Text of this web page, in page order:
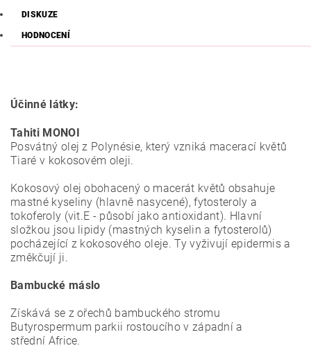
DISKUZE
HODNOCENÍ
Účinné látky:
Tahiti MONOI
Posvátný olej z Polynésie, který vzniká macerací květů
Tiaré v kokosovém oleji.
Kokosový olej obohacený o macerát květů obsahuje
mastné kyseliny (hlavně nasycené), fytosteroly a
tokoferoly (vit.E - působí jako antioxidant). Hlavní
složkou jsou lipidy (mastných kyselin a fytosterolů)
pocházející z kokosového oleje. Ty vyživují epidermis a
změkčují ji.
Bambucké máslo
Získává se z ořechů bambuckého stromu
Butyrospermum parkii rostoucího v západní a
střední Africe.